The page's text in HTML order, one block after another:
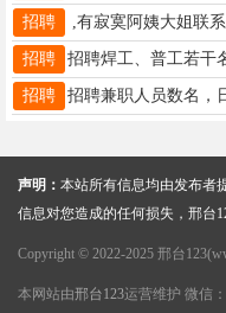
招聘 ,有寂寞阿姨大姐联
招聘
招聘
声明： 本站所有信息均由发布者
信息对您造成的任何损失，邢台
Copyright © 2022-2025 邢台
本网站由邢台123运营维护 微信